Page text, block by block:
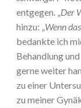
entgegen. „Der
hinzu: „Wenn
bedankte ich
Behandlung
gerne weiter
zu einer
zu meiner